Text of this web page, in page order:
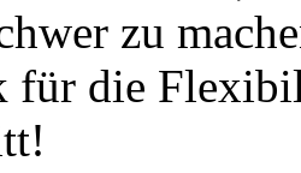
zu
für die